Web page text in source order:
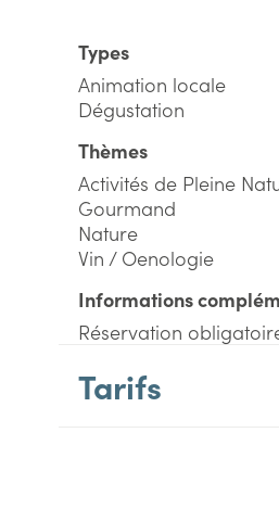
Types
Animation locale
Dégustation
Thèmes
Activités de Pleine
Gourmand
Nature
Vin / Oenologie
Informations
Réservation
Tarifs